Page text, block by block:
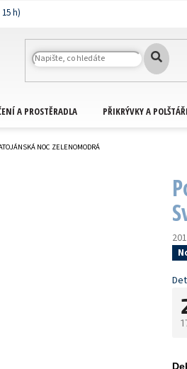
A PROSTĚRADLA PŘIKRÝVKY A
NOC ZELENOMODRÁ